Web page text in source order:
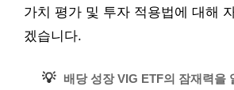
가치 평가 및 투자 적용법에 대해
겠습니다.
💡 배당 성장 VIG ETF의 잠재력을